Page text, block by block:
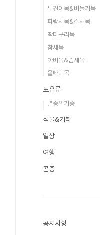
두견이목&비둘기목
파랑새목&칼새목
딱다구리목
참새목
아비목&슴새목
올빼미목
포유류
멸종위기종
식물&기타
일상
여행
곤충
공지사항